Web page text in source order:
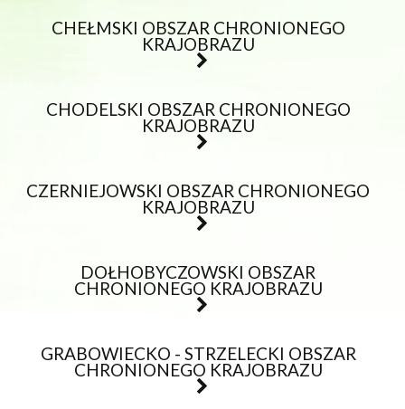
CHEŁMSKI OBSZAR CHRONIONEGO
KRAJOBRAZU
CHODELSKI OBSZAR CHRONIONEGO
KRAJOBRAZU
CZERNIEJOWSKI OBSZAR CHRONIONEGO
KRAJOBRAZU
DOŁHOBYCZOWSKI OBSZAR
CHRONIONEGO KRAJOBRAZU
GRABOWIECKO - STRZELECKI OBSZAR
CHRONIONEGO KRAJOBRAZU